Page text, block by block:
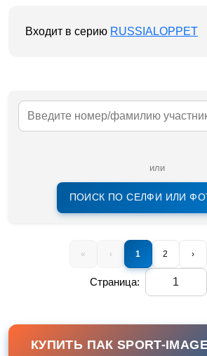
Входит в серию RUSSIALOPPET
или
ПОИСК ПО СЕЛФИ ИЛИ
« ‹ 1 2 ›
Страница:
КУПИТЬ ПАК SPORT-